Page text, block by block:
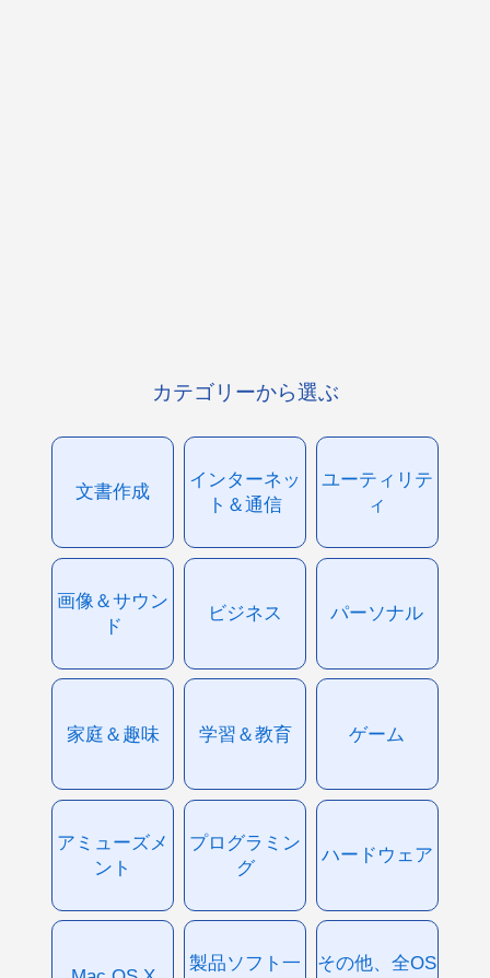
カテゴリーから選ぶ
文書作成
インターネッ
ト＆通信
ユーティリテ
ィ
画像＆サウン
ド
ビジネス パーソナル
家庭＆趣味 学習＆教育 ゲーム
アミューズメ
ント
プログラミン
グ
ハードウェア
製品ソフト一
その他、全OS